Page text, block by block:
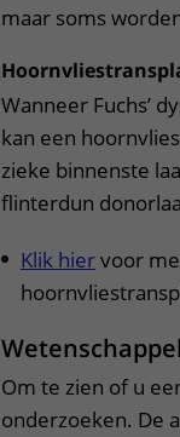
maar soms
Wanneer Fuchs’
kan een
zieke binnenste
flinterdun
Klik hiervoor
Om te zien of u
onderzoeken. De